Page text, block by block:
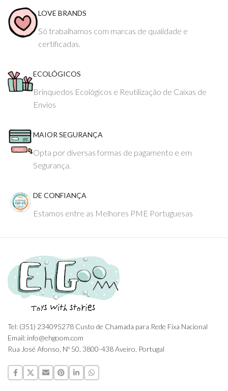
LOVE BRANDS
Só trabalhamos com marcas de qualidade e
certificadas.
ECOLÓGICOS
Brinquedos Ecológicos e Reutilização de Caixas de
Envios
MAIOR SEGURANÇA
Opta por diversas formas de pagamento e em
Segurança.
DE CONFIANÇA
Estamos entre as Melhores PME Portuguesas
Tel: (351) 234095278 Custo de Chamada para Rede Fixa Nacional
Email: info@ehgoom.com
Rua José Afonso, Nº 50, 3800-438 Aveiro, Portugal